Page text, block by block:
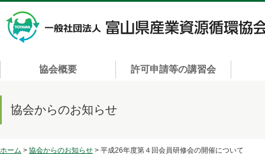
協会概要 許可申請等の講習会
協会からのお知らせ
ホーム > 協会からのお知らせ > 平成26年度第４回会員研修会の開催について